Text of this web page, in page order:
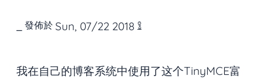
發佈於 Sun, 07/22 2018 𖦋
我在自己的博客系统中使用了这个TinyMCE富